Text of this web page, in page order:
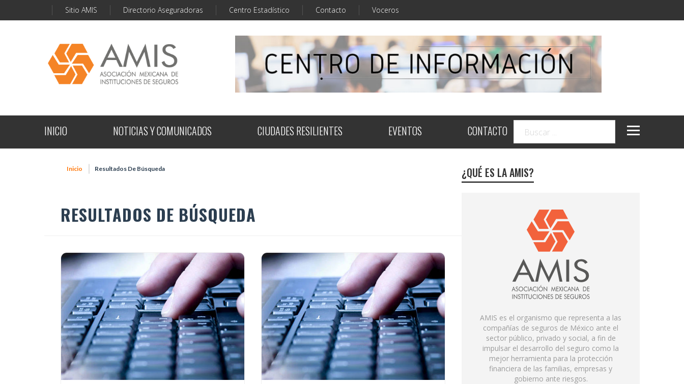
Sitio AMIS Directorio Aseguradoras Centro Estadístico Contacto Voceros
INICIO NOTICIAS Y COMUNICADOS CIUDADES RESILIENTES EVENTOS CONTACTO
Inicio Resultados De Búsqueda
RESULTADOS DE BÚSQUEDA
¿QUÉ ES LA AMIS?
AMIS es el organismo que representa a las
compañías de seguros de México ante el
sector público, privado y social, a fin de
impulsar el desarrollo del seguro como la
mejor herramienta para la protección
financiera de las familias, empresas y
gobierno ante riesgos.